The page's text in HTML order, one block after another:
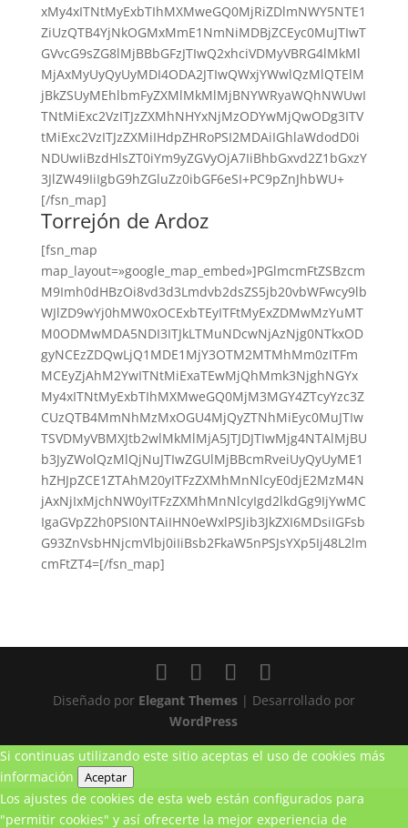
xMy4xITNtMyExbTIhMXMweGQ0MjRiZDlmNWY5NTE1
ZiUzQTB4YjNkOGMxMmE1NmNiMDBjZCEyc0MuJTIwT
GVvcG9sZG8lMjBBbGFzJTIwQ2xhciVDMyVBRG4lMkMl
MjAxMyUyQyUyMDI4ODA2JTIwQWxjYWwlQzMlQTElM
jBkZSUyMEhlbmFyZXMlMkMlMjBNYWRyaWQhNWUwI
TNtMiExc2VzITJzZXMhNHYxNjMzODYwMjQwODg3ITV
tMiExc2VzITJzZXMiIHdpZHRoPSI2MDAiIGhlaWdodD0i
NDUwIiBzdHlsZT0iYm9yZGVyOjA7IiBhbGxvd2Z1bGxzY
3JlZW49IiIgbG9hZGluZz0ibGF6eSI+PC9pZnJhbWU+
[/fsn_map]
Torrejón de Ardoz
[fsn_map
map_layout=»google_map_embed»]PGlmcmFtZSBzcm
M9Imh0dHBzOi8vd3d3Lmdvb2dsZS5jb20vbWFwcy9lb
WJlZD9wYj0hMW0xOCExbTEyITFtMyExZDMwMzYuMT
M0ODMwMDA5NDI3ITJkLTMuNDcwNjAzNjg0NTkxOD
gyNCEzZDQwLjQ1MDE1MjY3OTM2MTMhMm0zITFm
MCEyZjAhM2YwITNtMiExaTEwMjQhMmk3NjghNGYx
My4xITNtMyExbTIhMXMweGQ0MjM3MGY4ZTcyYzc3Z
CUzQTB4MmNhMzMxOGU4MjQyZTNhMiEyc0MuJTIw
TSVDMyVBMXJtb2wlMkMlMjA5JTJDJTIwMjg4NTAlMjBU
b3JyZWolQzMlQjNuJTIwZGUlMjBBcmRveiUyQyUyME1
hZHJpZCE1ZTAhM20yITFzZXMhMnNlcyE0djE2MzM4N
jAxNjIxMjchNW0yITFzZXMhMnNlcyIgd2lkdGg9IjYwMC
IgaGVpZ2h0PSI0NTAiIHN0eWxlPSJib3JkZXI6MDsiIGFsb
G93ZnVsbHNjcmVlbj0iIiBsb2FkaW5nPSJsYXp5Ij48L2lm
cmFtZT4=[/fsn_map]
Diseñado por Elegant Themes| Desarrollado por
WordPress
Si continuas utilizando este sitio aceptas el uso de cookies más
información
Aceptar
Los ajustes de cookies de esta web están configurados para
"permitir cookies" y así ofrecerte la mejor experiencia de